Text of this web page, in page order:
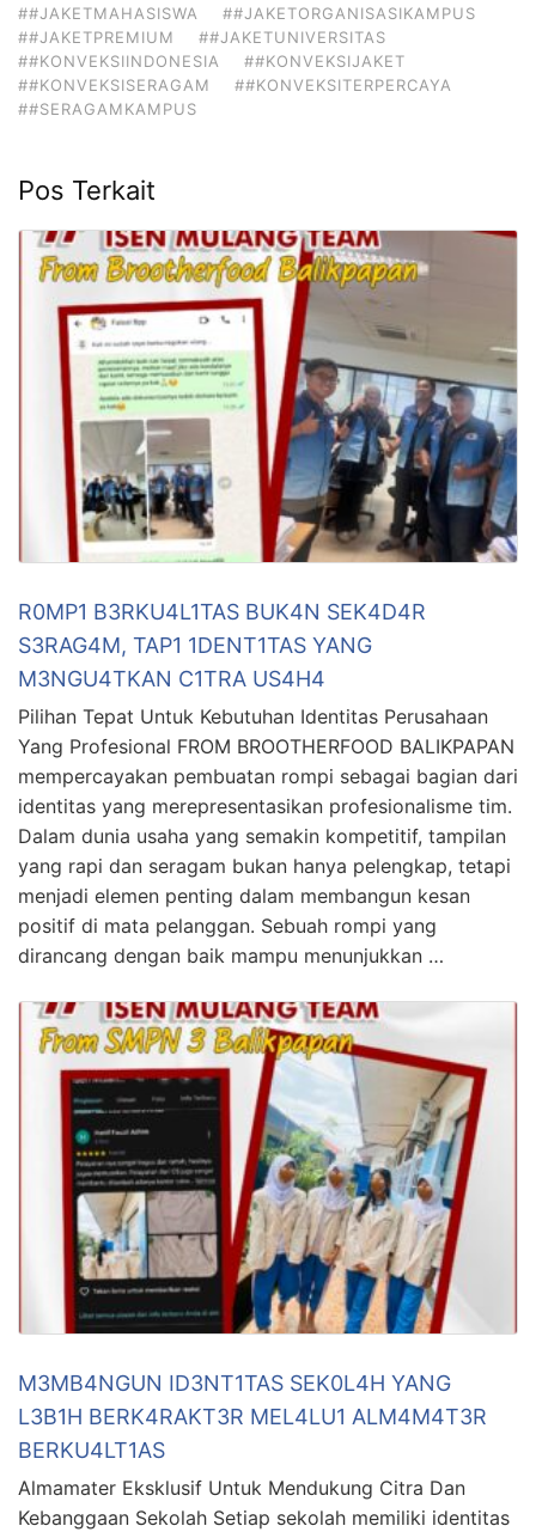
##JAKETMAHASISWA
##JAKETORGANISASIKAMPUS
##JAKETPREMIUM
##JAKETUNIVERSITAS
##KONVEKSIINDONESIA
##KONVEKSIJAKET
##KONVEKSISERAGAM
##KONVEKSITERPERCAYA
##SERAGAMKAMPUS
Pos Terkait
R0MP1 B3RKU4L1TAS BUK4N SEK4D4R
S3RAG4M, TAP1 1DENT1TAS YANG
M3NGU4TKAN C1TRA US4H4
Pilihan Tepat Untuk Kebutuhan Identitas Perusahaan
Yang Profesional FROM BROOTHERFOOD BALIKPAPAN
mempercayakan pembuatan rompi sebagai bagian dari
identitas yang merepresentasikan profesionalisme tim.
Dalam dunia usaha yang semakin kompetitif, tampilan
yang rapi dan seragam bukan hanya pelengkap, tetapi
menjadi elemen penting dalam membangun kesan
positif di mata pelanggan. Sebuah rompi yang
dirancang dengan baik mampu menunjukkan …
M3MB4NGUN ID3NT1TAS SEK0L4H YANG
L3B1H BERK4RAKT3R MEL4LU1 ALM4M4T3R
BERKU4LT1AS
Almamater Eksklusif Untuk Mendukung Citra Dan
Kebanggaan Sekolah Setiap sekolah memiliki identitas